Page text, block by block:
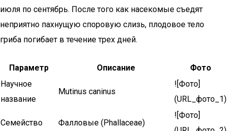
июля по сентябрь. После того как насекомые съедят
неприятно пахнущую споровую слизь, плодовое тело
гриба погибает в течение трех дней.
Параметр Описание
Фото
Научное
название
Mutinus caninus
![Фото]
(URL_фото_1)
Семейство Фалловые (Phallaceae)
![Фото]